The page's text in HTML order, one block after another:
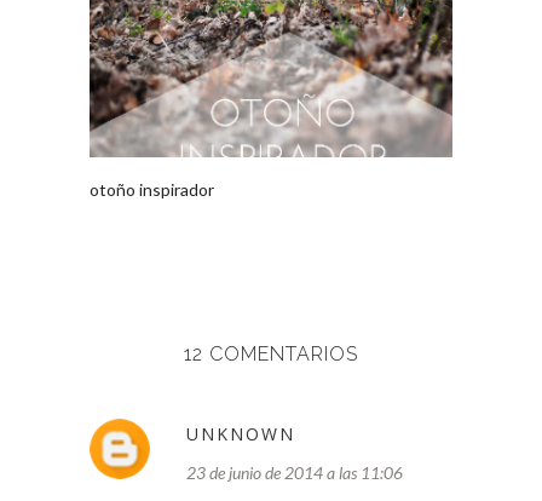
otoño inspirador
12 COMENTARIOS
UNKNOWN
23 de junio de 2014 a las 11:06